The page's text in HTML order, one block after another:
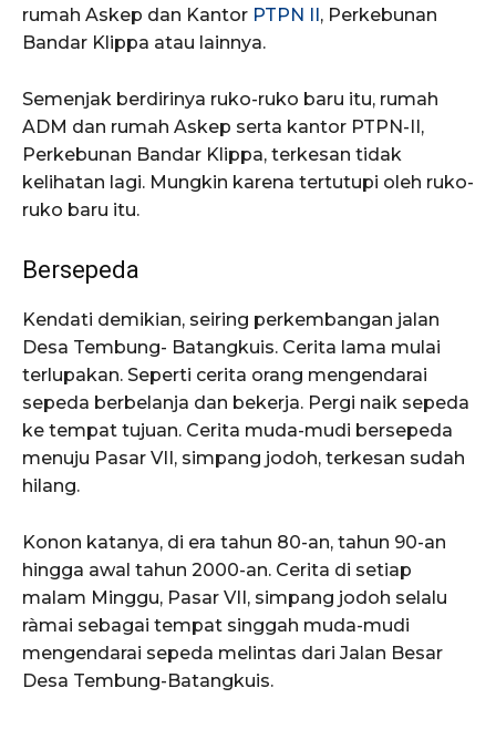
rumah Askep dan Kantor PTPN II, Perkebunan
Bandar Klippa atau lainnya.
Semenjak berdirinya ruko-ruko baru itu, rumah
ADM dan rumah Askep serta kantor PTPN-II,
Perkebunan Bandar Klippa, terkesan tidak
kelihatan lagi. Mungkin karena tertutupi oleh ruko-
ruko baru itu.
Bersepeda
Kendati demikian, seiring perkembangan jalan
Desa Tembung- Batangkuis. Cerita lama mulai
terlupakan. Seperti cerita orang mengendarai
sepeda berbelanja dan bekerja. Pergi naik sepeda
ke tempat tujuan. Cerita muda-mudi bersepeda
menuju Pasar VII, simpang jodoh, terkesan sudah
hilang.
Konon katanya, di era tahun 80-an, tahun 90-an
hingga awal tahun 2000-an. Cerita di setiap
malam Minggu, Pasar VII, simpang jodoh selalu
ràmai sebagai tempat singgah muda-mudi
mengendarai sepeda melintas dari Jalan Besar
Desa Tembung-Batangkuis.